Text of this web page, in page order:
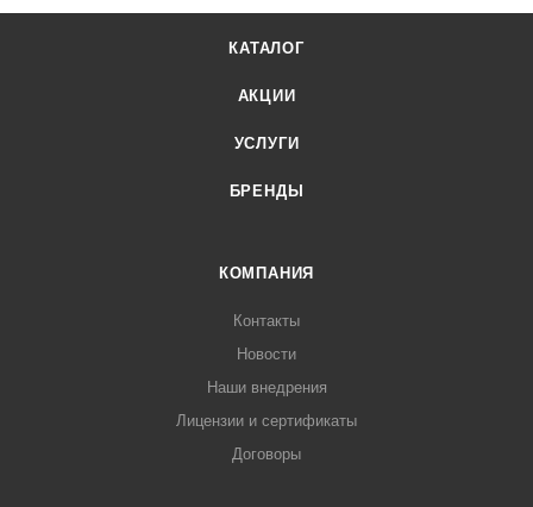
КАТАЛОГ
АКЦИИ
УСЛУГИ
БРЕНДЫ
КОМПАНИЯ
Контакты
Новости
Наши внедрения
Лицензии и сертификаты
Договоры